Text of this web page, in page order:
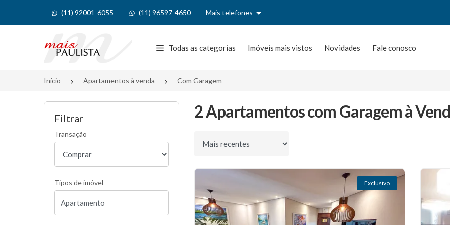
(11) 92001-6055 (11) 96597-4650 Mais telefones
Página inicial
Todas as categorias Imóveis mais vistos Novidades Fale conosco
Início Apartamentos à venda Com Garagem
Filtrar
Transação
Tipos de imóvel
2 Apartamentos com Garagem à
Ordenar por
Exclusivo